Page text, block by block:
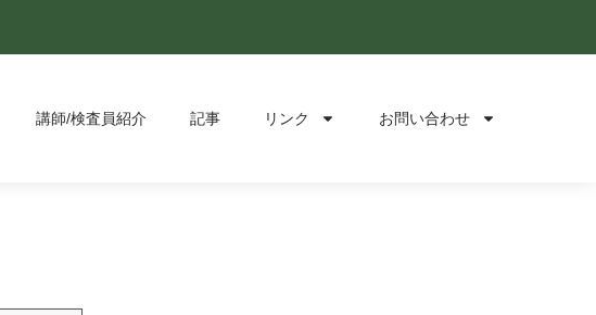
講師/検査員紹介 記事 リンク お問い合わせ